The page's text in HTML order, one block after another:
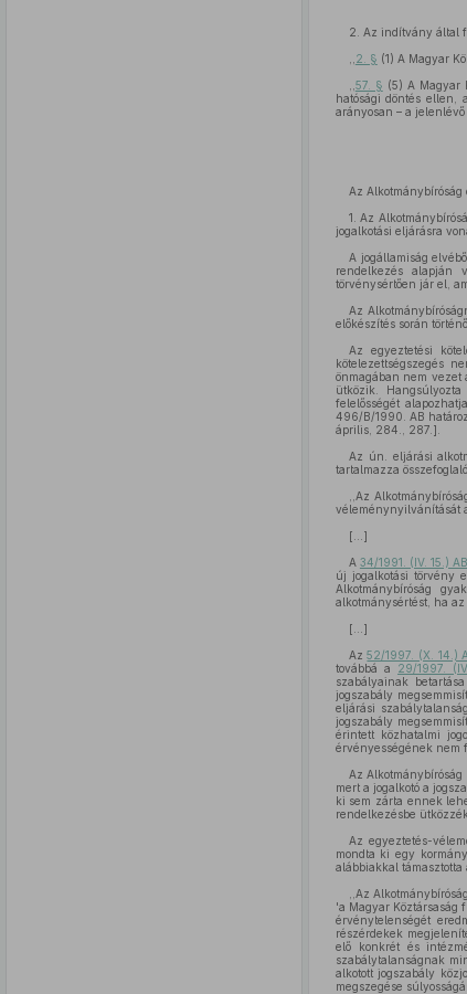
2. Az indítvány által
2. § (1) A Magyar
57. § (5) A Magyar
hatósági döntés ellen,
arányosan – a
Az Alkotmánybíróság
1. Az
jogalkotási eljárásra
A jogállamiság
rendelkezés alapján
törvénysértően jár el,
Az
előkészítés során
Az egyeztetési
kötelezettségszegés
önmagában nem vezet
ütközik.
felelősségét
496/B/1990. AB
április, 284., 287.].
Az ún. eljárási
tartalmazza
,,Az
véleménynyilvánítását
[...]
A 34/1991. (IV. 15.)
új jogalkotási törvény
Alkotmánybíróság
alkotmánysértést, ha
[...]
Az52/1997. (X. 14.)
továbbá a 29/1997.
szabályainak
jogszabály
eljárási
jogszabály
érintett közhatalmi
érvényességének nem
Az
mert a jogalkotó a
ki sem zárta ennek
rendelkezésbe
Az egyeztetés-
mondta ki egy
alábbiakkal támasztotta
,,Az
'a Magyar Köztársaság
érvénytelenségét
részérdekek
elő konkrét és
szabálytalanságnak
alkotott jogszabály
megszegése